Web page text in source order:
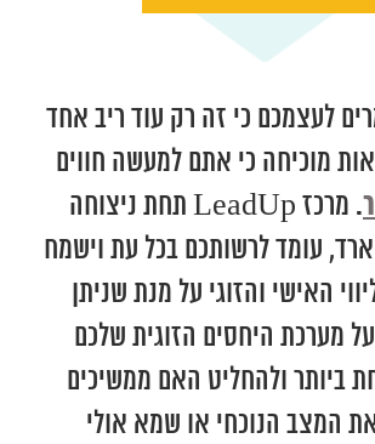
לעצמכם כי זה רק עוד ריב אחד
מוכיחה כי אתם למעשה חווים
. מרכז LeadUp תחת ניצוחה
עומד לרשותכם בכל עת וישמח
האישי והזוגי על מנת שניתן
מערכת היחסים הזוגית שלכם
ביותר ולהחליט האם ממשיכים
המצב הנוכחי או שמא אולי